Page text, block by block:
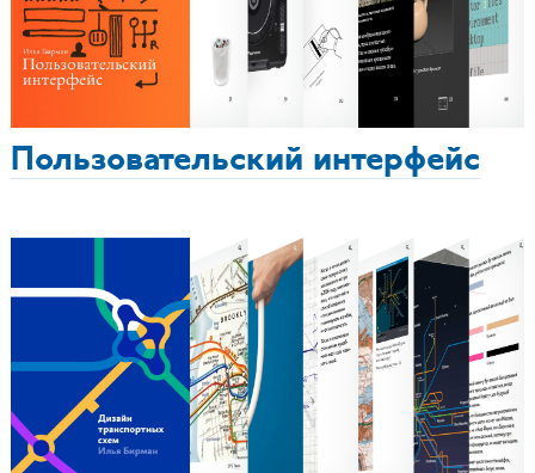
Пользовательский интерфейс